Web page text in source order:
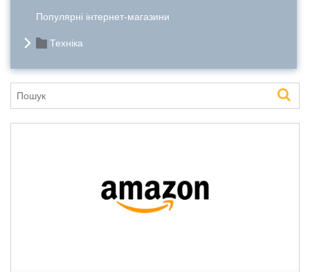
Популярні інтернет-магазини
Техніка